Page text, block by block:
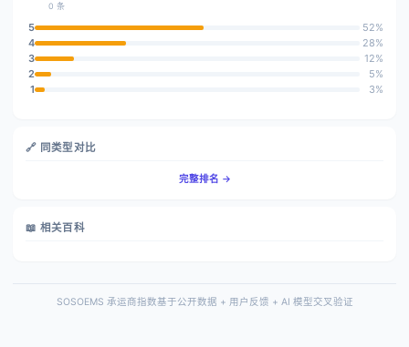
0 条
5
52%
4
28%
3
12%
2
5%
1
3%
🔗 同类型对比
完整排名 →
📖 相关百科
SOSOEMS 承运商指数基于公开数据 + 用户反馈 + AI 模型交叉验证